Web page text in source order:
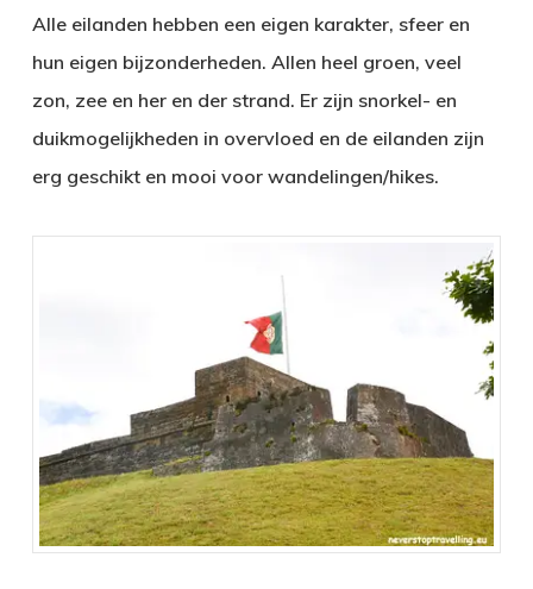
Alle eilanden hebben een eigen karakter, sfeer en
hun eigen bijzonderheden. Allen heel groen, veel
zon, zee en her en der strand. Er zijn snorkel- en
duikmogelijkheden in overvloed en de eilanden zijn
erg geschikt en mooi voor wandelingen/hikes.